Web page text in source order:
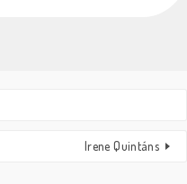
Irene Quintáns